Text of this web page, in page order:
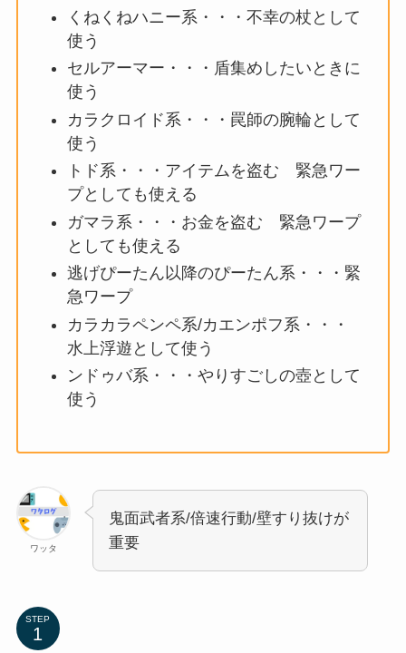
くねくねハニー系・・・不幸の杖として
使う
セルアーマー・・・盾集めしたいときに
使う
カラクロイド系・・・罠師の腕輪として
使う
トド系・・・アイテムを盗む 緊急ワー
プとしても使える
ガマラ系・・・お金を盗む 緊急ワープ
としても使える
逃げぴーたん以降のぴーたん系・・・緊
急ワープ
カラカラペンペ系/カエンポフ系・・・
水上浮遊として使う
ンドゥバ系・・・やりすごしの壺として
使う
ワッタ
鬼面武者系/倍速行動/壁すり抜けが
重要
STEP